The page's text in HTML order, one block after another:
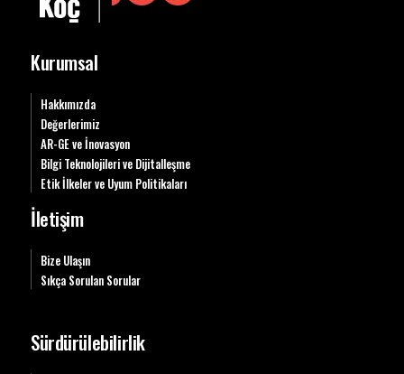
Kurumsal
Hakkımızda
Değerlerimiz
AR-GE ve İnovasyon
Bilgi Teknolojileri ve Dijitalleşme
Etik İlkeler ve Uyum Politikaları
İletişim
Bize Ulaşın
Sıkça Sorulan Sorular
Sürdürülebilirlik